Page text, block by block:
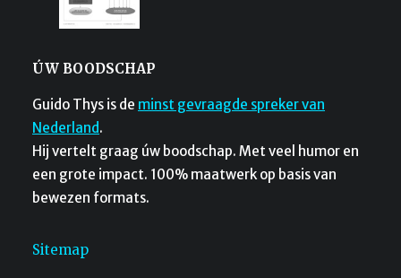
ÚW BOODSCHAP
Guido Thys is de minst gevraagde spreker van
Nederland.
Hij vertelt graag úw boodschap. Met veel humor en
een grote impact. 100% maatwerk op basis van
bewezen formats.
Sitemap